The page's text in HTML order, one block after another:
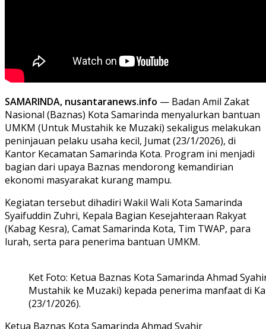
SAMARINDA, nusantaranews.info — Badan Amil Zakat
Nasional (Baznas) Kota Samarinda menyalurkan bantuan
UMKM (Untuk Mustahik ke Muzaki) sekaligus melakukan
peninjauan pelaku usaha kecil, Jumat (23/1/2026), di
Kantor Kecamatan Samarinda Kota. Program ini menjadi
bagian dari upaya Baznas mendorong kemandirian
ekonomi masyarakat kurang mampu.
Kegiatan tersebut dihadiri Wakil Wali Kota Samarinda
Syaifuddin Zuhri, Kepala Bagian Kesejahteraan Rakyat
(Kabag Kesra), Camat Samarinda Kota, Tim TWAP, para
lurah, serta para penerima bantuan UMKM.
Ket Foto: Ketua Baznas Kota Samarinda Ahmad
Mustahik ke Muzaki) kepada penerima manfaat di
(23/1/2026).
Ketua Baznas Kota Samarinda Ahmad Syahir